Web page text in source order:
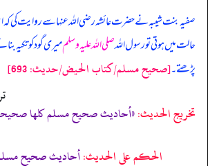
صفیہ بنت شیبہ نے حضرت عائشہ رضی اللہ عنہا سے روایت کی
حالت میں ہوتی تو رسول اللہصلی اللہ علیہ وسلممیری گود کو تکیہ
پڑھتے۔[صحيح مسلم/كتاب الحيض/حدیث: 693]
تخریج الحدیث:«أحاديث صحيح مسلم كلها
الحكم على الحديث:أحاديث صحيح